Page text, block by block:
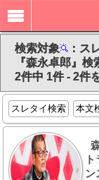
検索対象
：ス
『森永卓郎』検
2件中 1件 - 2件
スレタイ検索 本文
ン